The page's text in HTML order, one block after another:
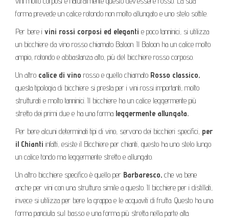
forma prevede un calice rotondo non molto allungato e uno stelo sottile.
Per bere i vini rossi corposi ed eleganti e poco tanninici, si utilizza
un bicchiere da vino rosso chiamato Baloon. Il Baloon ha un calice molto
ampio, rotondo e abbastanza alto, più del bicchiere rosso corposo.
Un altro calice di vino rosso e quello chiamato Rosso classico,
questa tipologia di bicchiere si presta per i vini rossi importanti, molto
strutturati e molto tanninici. Il bicchiere ha un calice leggermente più
stretto dei primi due e ha una forma leggermente allungata.
Per bere alcuni determinati tipi di vino, servono dei bicchieri specifici, per
il Chianti infatti, esiste il Bicchiere per chianti, questo ha uno stelo lungo
un calice tondo ma leggermente stretto e allungato.
Un altro bicchiere specifico è quello per Barbaresco, che va bene
anche per vini con una struttura simile a questo. Il bicchiere per i distillati,
invece si utilizza per bere la grappa e le acquaviti di frutta. Questo ha una
forma panciuta sul basso e una forma più stretta nella parte alta.